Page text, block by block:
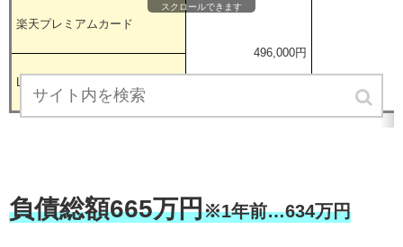
楽天プレミアムカード
496,000円
スクロールできます
負債総額665万円※1年前…634万円